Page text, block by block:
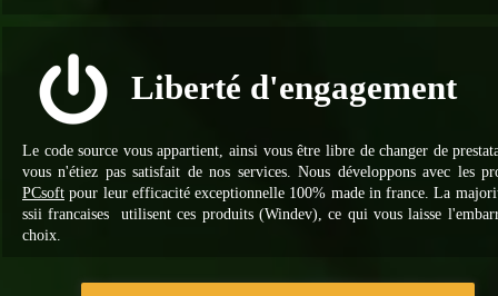
Liberté d'engagement
Le code source vous appartient, ainsi vous être libre de changer de
vous n'étiez pas satisfait de nos services. Nous développons avec les
PCsoft pour leur efficacité exceptionnelle 100% made in france. La
ssii francaises utilisent ces produits (Windev), ce qui vous laisse
choix.